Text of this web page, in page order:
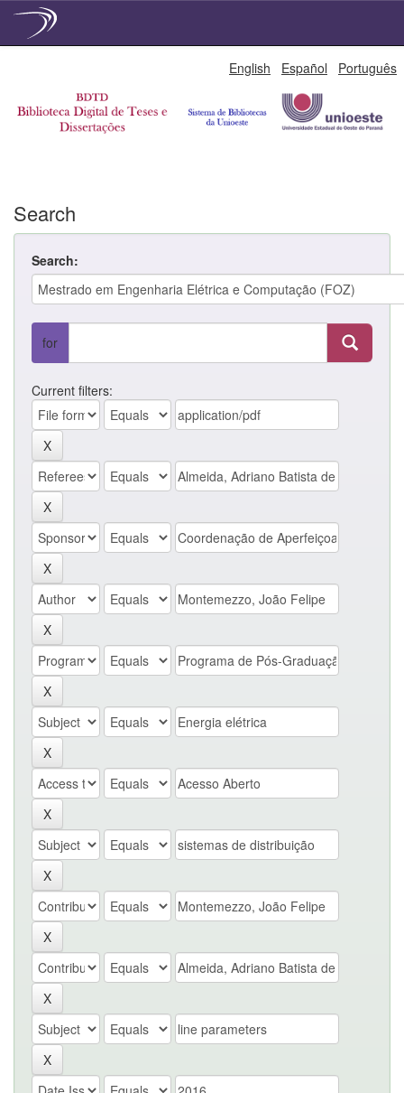
English Español Português
Search
Search:
for
Current filters: